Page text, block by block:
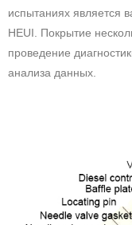
испытаниях является
HEUI. Покрытие
проведение
анализа данных.